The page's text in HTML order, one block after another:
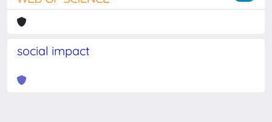
social impact